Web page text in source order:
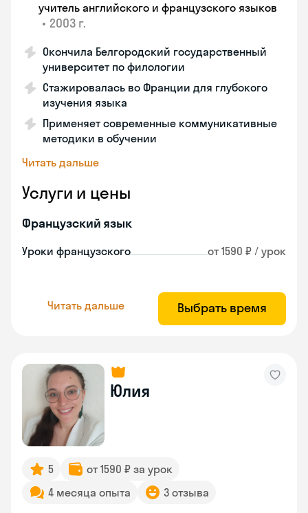
учитель английского и французского языков
• 2003 г.
Окончила Белгородский государственный
университет по филологии
Стажировалась во Франции для глубокого
изучения языка
Применяет современные коммуникативные
методики в обучении
Читать дальше
Услуги и цены
Французский язык
Уроки французского от 1590 ₽ / урок
Читать дальше Выбрать время
Юлия
5
от 1590 ₽ за урок
4 месяца опыта
3 отзыва